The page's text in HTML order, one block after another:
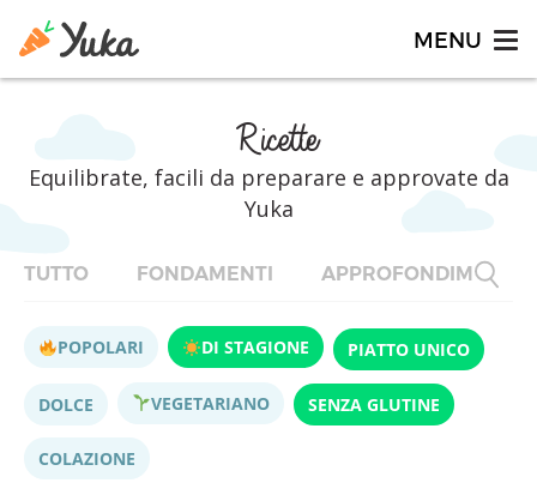
Ricette
Equilibrate, facili da preparare e approvate da
Yuka
TUTTO FONDAMENTI APPROFONDIMENTI
POPOLARI DI STAGIONE PIATTO UNICO
DOLCE VEGETARIANO SENZA GLUTINE
COLAZIONE